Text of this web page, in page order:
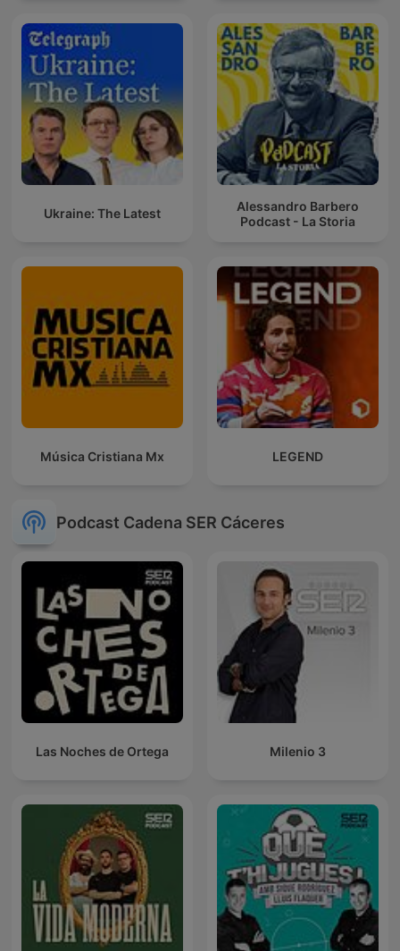
Ukraine: The Latest
Alessandro Barbero
Podcast - La Storia
Música Cristiana Mx LEGEND
Podcast Cadena SER Cáceres
Las Noches de Ortega Milenio 3